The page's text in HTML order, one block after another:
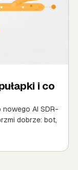
i co
nowego AI SDR-
dobrze: bot,